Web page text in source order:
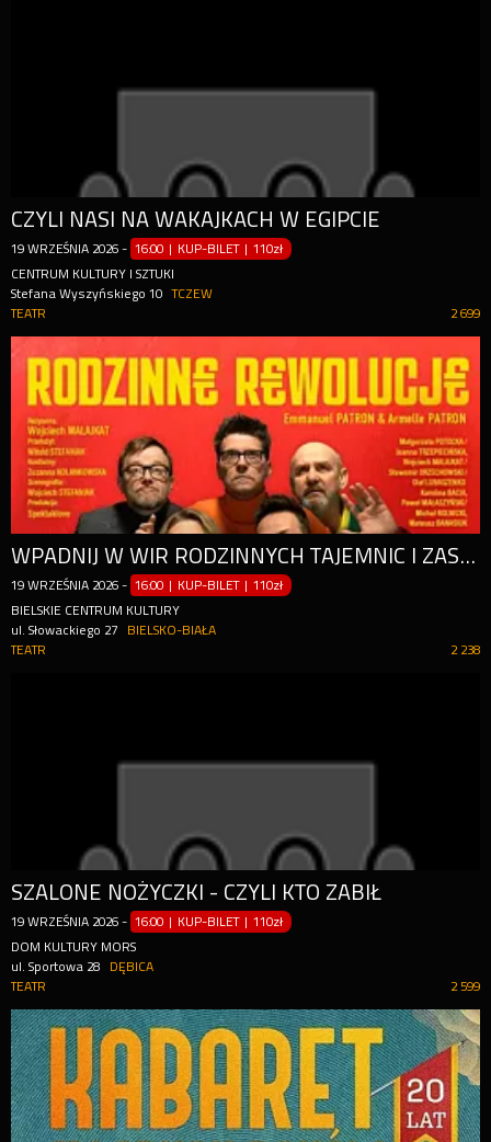
CZYLI NASI NA WAKAJKACH W EGIPCIE
19 WRZEŚNIA 2026 - 16:00 | KUP-BILET |110zł
CENTRUM KULTURY I SZTUKI
Stefana Wyszyńskiego 10
TCZEW
2 699
TEATR
WPADNIJ W WIR RODZINNYCH TAJEMNIC I ZASKAKUJĄCYCH ZWROTÓW AKCJI!
19 WRZEŚNIA 2026 - 16:00 | KUP-BILET |110zł
BIELSKIE CENTRUM KULTURY
ul. Słowackiego 27
BIELSKO-BIAŁA
2 238
TEATR
SZALONE NOŻYCZKI - CZYLI KTO ZABIŁ
19 WRZEŚNIA 2026 - 16:00 | KUP-BILET |110zł
DOM KULTURY MORS
ul. Sportowa 28
DĘBICA
2 599
TEATR